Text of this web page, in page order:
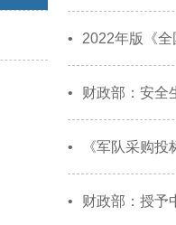
• 2022年版《
• 财政部：安全
• 《军队采购
• 财政部：授予